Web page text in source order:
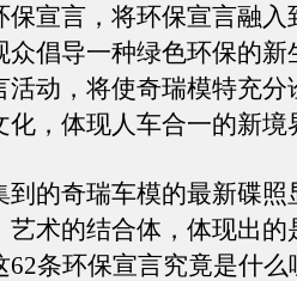
保宣言，将环保宣言融入
众倡导一种绿色环保的新
活动，将使奇瑞模特充分
化，体现人车合一的新境
的奇瑞车模的最新碟照
艺术的结合体，体现出的
62条环保宣言究竟是什